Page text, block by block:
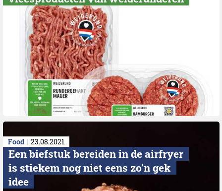
Food 23.08.2021
Een biefstuk bereiden in de airfryer
is stiekem nog niet eens zo’n gek
idee